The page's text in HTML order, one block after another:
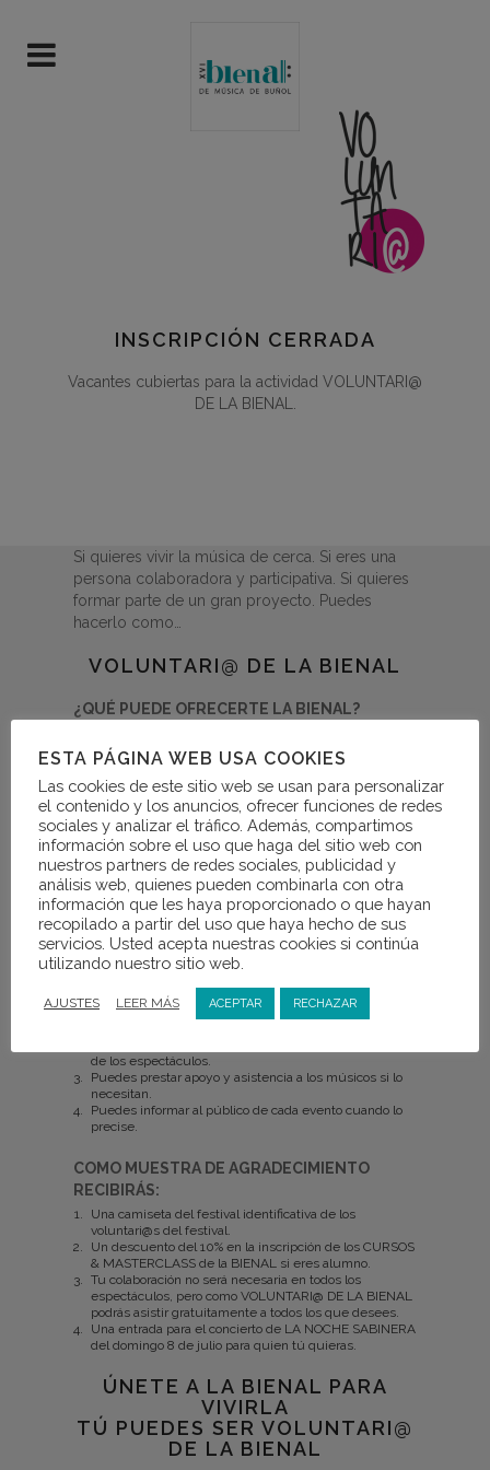
INSCRIPCIÓN CERRADA
Vacantes cubiertas para la actividad VOLUNTARI@
DE LA BIENAL.
Si quieres vivir la música de cerca. Si eres una
persona colaboradora y participativa. Si quieres
formar parte de un gran proyecto. Puedes
hacerlo como…
VOLUNTARI@ DE LA BIENAL
¿QUÉ PUEDE OFRECERTE LA BIENAL?
de una manera diferente: serás parte de ellos.
Podrás conocer la organización de cada uno de los
eventos desde dentro, con un punto de vista
privilegiado.
Disfrutarás de los preparativos y los ensayos de los
conciertos, pudiendo conocer una labor fundamental
de todo músico muchas veces desconocida por el
público.
Tendrás la oportunidad de conocer a músicos y artistas
de una manera más próxima y cercana.
Colaborarás con un festival que tiene como principal
objetivo poner la cultura al alcance de todos, con lo que
podrás ayudar a mejorar tu entorno social más cercano.
¿QUÉ PUEDES APORTAR TÚ A LA BIENAL?
Puedes ayudar en los preparativos y organización de
de los espectáculos.
Puedes prestar apoyo y asistencia a los músicos si lo
necesitan.
Puedes informar al público de cada evento cuando lo
precise.
COMO MUESTRA DE AGRADECIMIENTO
RECIBIRÁS:
Una camiseta del festival identificativa de los
voluntari@s del festival.
Un descuento del 10% en la inscripción de los CURSOS
& MASTERCLASS de la BIENAL si eres alumno.
Tu colaboración no será necesaria en todos los
espectáculos, pero como VOLUNTARI@ DE LA BIENAL
podrás asistir gratuitamente a todos los que desees.
Una entrada para el concierto de LA NOCHE SABINERA
del domingo 8 de julio para quien tú quieras.
ÚNETE A LA BIENAL PARA
VIVIRLA
TÚ PUEDES SER VOLUNTARI@
DE LA BIENAL
ESTA PÁGINA WEB USA COOKIES
Las cookies de este sitio web se usan para personalizar
el contenido y los anuncios, ofrecer funciones de redes
sociales y analizar el tráfico. Además, compartimos
información sobre el uso que haga del sitio web con
nuestros partners de redes sociales, publicidad y
análisis web, quienes pueden combinarla con otra
información que les haya proporcionado o que hayan
recopilado a partir del uso que haya hecho de sus
servicios. Usted acepta nuestras cookies si continúa
utilizando nuestro sitio web.
AJUSTES LEER MÁS ACEPTAR RECHAZAR